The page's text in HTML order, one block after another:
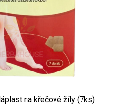
na křečové žíly (7ks)